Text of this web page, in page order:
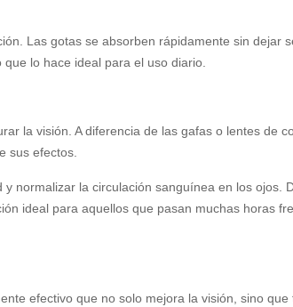
Las gotas se absorben rápidamente sin dejar
lo hace ideal para el uso diario.
la visión. A diferencia de las gafas o lentes de
sus efectos.
normalizar la circulación sanguínea en los ojos.
ideal para aquellos que pasan muchas horas
efectivo que no solo mejora la visión, sino